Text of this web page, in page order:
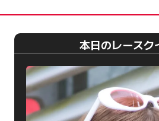
本日のレースク